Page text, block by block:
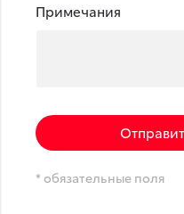
Примечания
* обязательные поля